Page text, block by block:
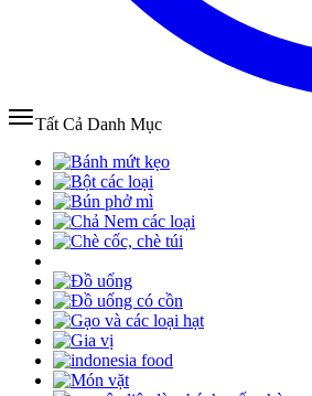
Tất Cả Danh Mục